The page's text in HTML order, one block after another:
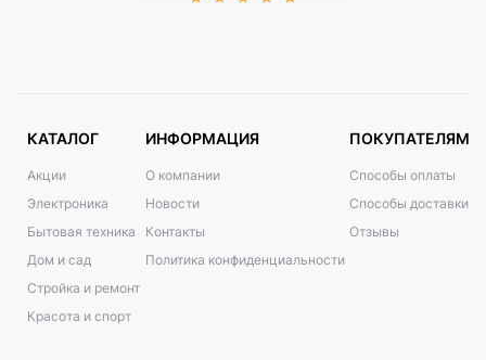
КАТАЛОГ
Акции
Электроника
Бытовая техника
Дом и сад
Стройка и ремонт
Красота и спорт
ИНФОРМАЦИЯ
О компании
Новости
Контакты
Политика конфиденциальности
ПОКУПАТЕЛЯМ
Способы оплаты
Способы доставки
Отзывы